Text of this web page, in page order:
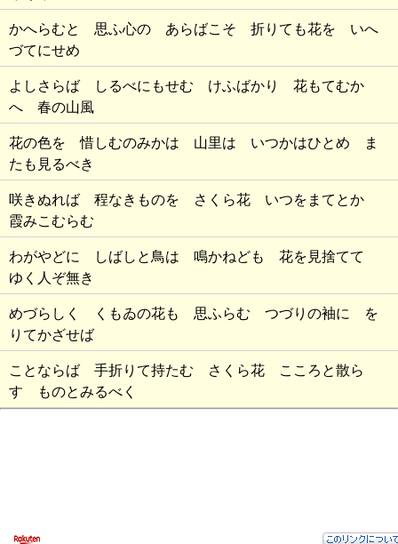
かへらむと 思ふ心の あらばこそ 折りても花を いへ
づてにせめ
よしさらば しるべにもせむ けふばかり 花もてむか
へ 春の山風
花の色を 惜しむのみかは 山里は いつかはひとめ ま
たも見るべき
咲きぬれば 程なきものを さくら花 いつをまてとか
霞みこむらむ
わがやどに しばしと鳥は 鳴かねども 花を見捨てて
ゆく人ぞ無き
めづらしく くもゐの花も 思ふらむ つづりの袖に を
りてかざせば
ことならば 手折りて持たむ さくら花 こころと散ら
す ものとみるべく